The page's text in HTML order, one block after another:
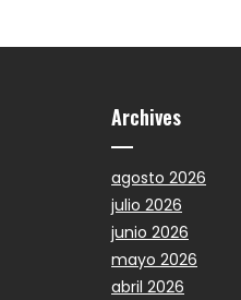
Archives
agosto 2026
julio 2026
junio 2026
mayo 2026
abril 2026